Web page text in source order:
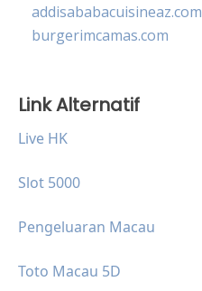
addisababacuisineaz.com
burgerimcamas.com
Link Alternatif
Live HK
Slot 5000
Pengeluaran Macau
Toto Macau 5D